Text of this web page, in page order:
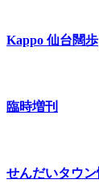
Kappo 仙台闊歩
臨時増刊
せんだいタウン